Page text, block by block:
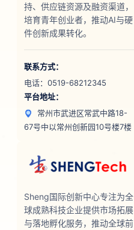
持、供应链资源及融资渠道，
培育青年创业者，推动AI与硬
件创新成果转化。
联系方式：
电话： 0519-68212345
平台地址：
常州市武进区常武中路18-
67号中以常州创新园10号楼7楼
Sheng国际创新中心专注为全
球成熟科技企业提供市场拓展
与落地孵化服务，推动全球前